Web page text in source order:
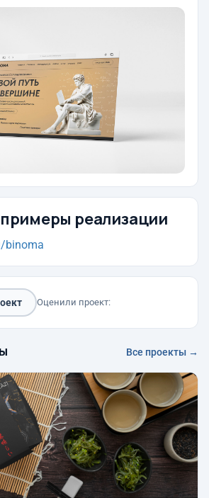
реализации
binoma
Оценили проект:
Все проекты →